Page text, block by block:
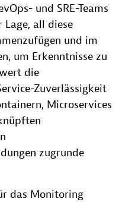
und SRE-Teams
all diese
und im
um Erkenntnisse zu
die
Zuverlässigkeit
Microservices
zugrunde
das Monitoring